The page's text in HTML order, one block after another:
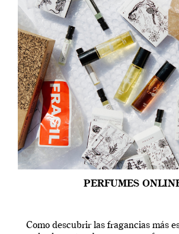
PERFUMES
Como descubrir las fragancias más